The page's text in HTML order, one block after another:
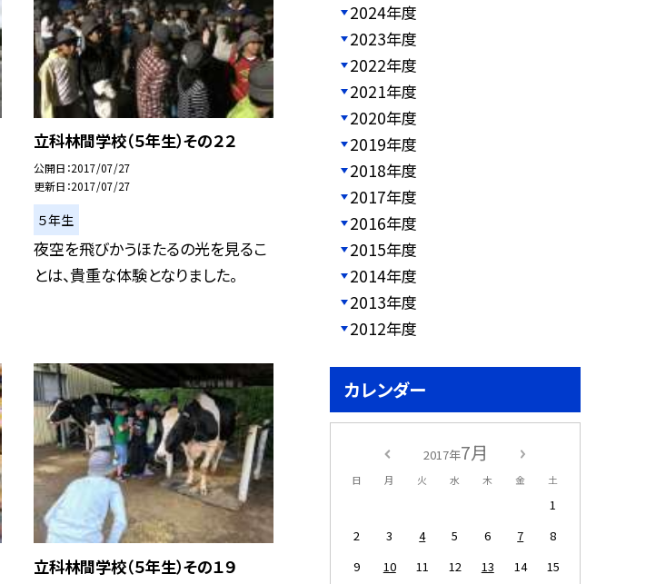
立科林間学校（５年生）その２２
公開日 2017/07/27
更新日 2017/07/27
５年生
夜空を飛びかうほたるの光を見るこ
とは、貴重な体験となりました。
立科林間学校（５年生）その１９
2024年度
2023年度
2022年度
2021年度
2020年度
2019年度
2018年度
2017年度
2016年度
2015年度
2014年度
2013年度
2012年度
カレンダー
2017年7月
日 月 火 水 木 金 土
1
2
3 4 5 6 7
8
9
10 11 12 13 14
15